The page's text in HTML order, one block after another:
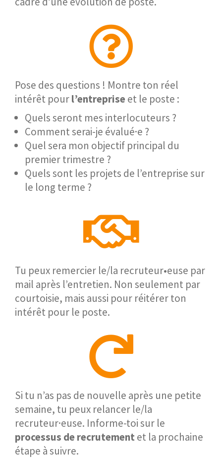
Pose des questions ! Montre ton réel
intérêt pourl’entreprise et le poste :
Quels seront mes interlocuteurs ?
Comment serai-je évalué·e ?
Quel sera mon objectif principal du
premier trimestre ?
Quels sont les projets de l’entreprise sur
le long terme ?
Tu peux remercier le/la recruteur•euse par
mail après l’entretien. Non seulement par
courtoisie, mais aussi pour réitérer ton
intérêt pour le poste.
Si tu n’as pas de nouvelle après une petite
semaine, tu peux relancer le/la
recruteur·euse. Informe-toi sur le
processus de recrutement et la prochaine
étape à suivre.